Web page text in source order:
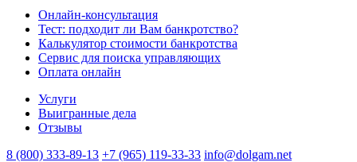
Онлайн-консультация
Тест: подходит ли Вам банкротство?
Калькулятор стоимости банкротства
Сервис для поиска управляющих
Оплата онлайн
Услуги
Выигранные дела
Отзывы
8 (800) 333-89-13 +7 (965) 119-33-33 info@dolgam.net